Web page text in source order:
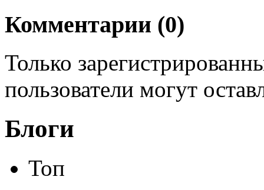
Комментарии (0)
Только
пользователи могут
Блоги
Топ